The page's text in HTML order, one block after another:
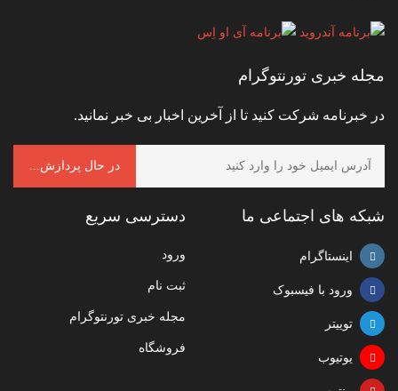
مجله خبری تورنتوگرام
در خبرنامه شرکت کنید تا از آخرین اخبار بی خبر نمانید.
شبکه های اجتماعی ما
اینستاگرام
ورود با فیسبوک
توییتر
یوتیوب
دسترسی سریع
ورود
ثبت نام
مجله خبری تورنتوگرام
فروشگاه